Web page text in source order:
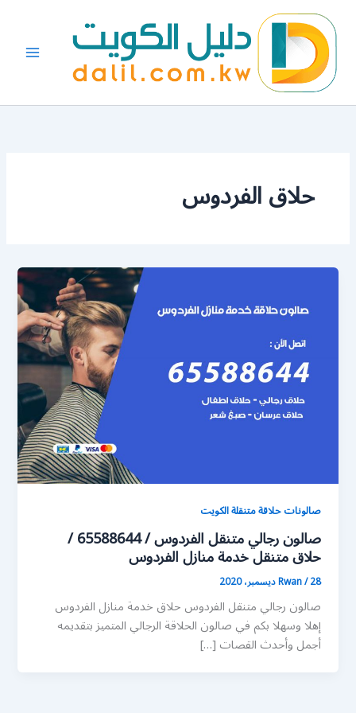
المحتوى
حلاق الفردوس
صالونات حلاقة متنقلة الكويت
صالون رجالي متنقل الفردوس / 65588644 /
حلاق متنقل خدمة منازل الفردوس
Rwan/28 ديسمبر، 2020
صالون رجالي متنقل الفردوس حلاق خدمة منازل الفردوس
إهلا وسهلا بكم في صالون الحلاقة الرجالي المتميز بتقديمه
أجمل وأحدث القصات […]